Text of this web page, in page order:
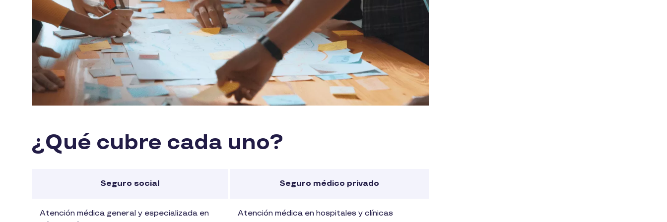
¿Qué cubre cada uno?
Seguro social Seguro médico privado
Atención médica general y especializada en
Atención médica en hospitales y clínicas